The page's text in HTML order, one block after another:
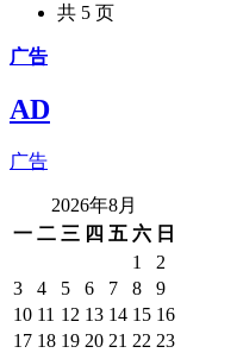
共 5 页
广告
AD
广告
2026年8月
一 二 三 四 五 六 日
1
2
3
4 5 6 7 8
9
10 11 12 13 14 15 16
17 18 19 20 21 22 23